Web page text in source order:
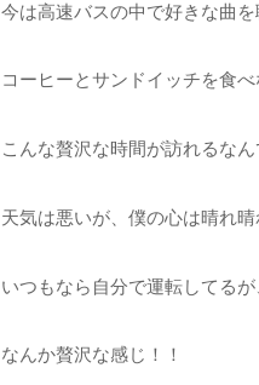
今は高速バスの中で好きな曲
コーヒーとサンドイッチを食
こんな贅沢な時間が訪れるなん
天気は悪いが、僕の心は晴れ
いつもなら自分で運転してる
なんか贅沢な感じ！！